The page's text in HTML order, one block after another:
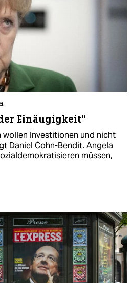
Einäugigkeit“
wollen Investitionen und nicht
Daniel Cohn-Bendit. Angela
müssen,